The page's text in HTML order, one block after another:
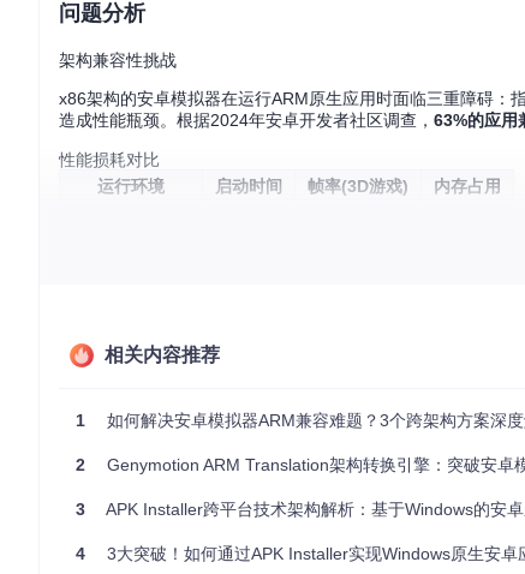
问题分析
架构兼容性挑战
x86架构的安卓模拟器在运行ARM原生应用时面临三重障碍：
造成性能瓶颈。根据2024年安卓开发者社区调查， 63%的应用
性能损耗对比
运行环境
启动时间 帧率(3D游戏)
内存占用
解决方案
从项目仓库获取对应系统版本的翻译包
将对应版本的ZIP包直接拖放至模拟器窗口
重启模拟器使配置生效
相关内容推荐
1 如何解决安卓模拟器ARM兼容难题？3个跨架构方案深
2 Genymotion ARM Translation架构转换引擎：突破安卓模拟器兼容性壁
3 APK Installer跨平台技术架构解析：基于Windows的安卓应用运行引擎
4 3大突破！如何通过APK Installer实现Windows原生安卓